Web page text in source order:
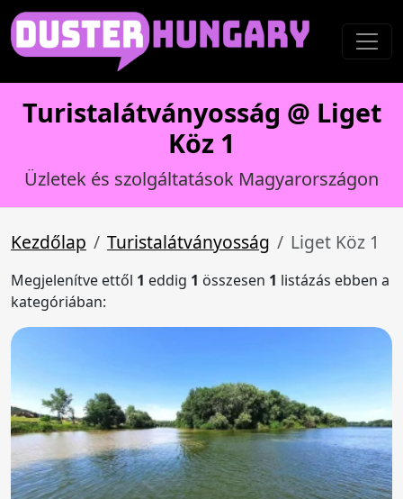
Turistalátványosság @ Liget
Köz 1
Üzletek és szolgáltatások Magyarországon
Kezdőlap Turistalátványosság Liget Köz 1
Megjelenítve ettől 1 eddig 1 összesen 1 listázás ebben a
kategóriában: